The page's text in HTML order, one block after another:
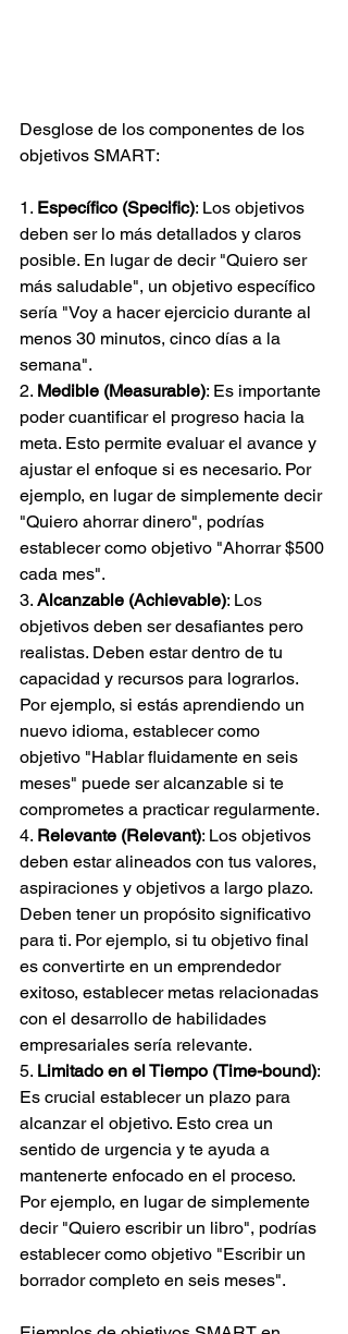
Desglose de los componentes de los
objetivos SMART:
1. Específico (Specific): Los objetivos
deben ser lo más detallados y claros
posible. En lugar de decir "Quiero ser
más saludable", un objetivo específico
sería "Voy a hacer ejercicio durante al
menos 30 minutos, cinco días a la
semana".
2. Medible (Measurable): Es importante
poder cuantificar el progreso hacia la
meta. Esto permite evaluar el avance y
ajustar el enfoque si es necesario. Por
ejemplo, en lugar de simplemente decir
"Quiero ahorrar dinero", podrías
establecer como objetivo "Ahorrar $500
cada mes".
3. Alcanzable (Achievable): Los
objetivos deben ser desafiantes pero
realistas. Deben estar dentro de tu
capacidad y recursos para lograrlos.
Por ejemplo, si estás aprendiendo un
nuevo idioma, establecer como
objetivo "Hablar fluidamente en seis
meses" puede ser alcanzable si te
comprometes a practicar regularmente.
4. Relevante (Relevant): Los objetivos
deben estar alineados con tus valores,
aspiraciones y objetivos a largo plazo.
Deben tener un propósito significativo
para ti. Por ejemplo, si tu objetivo final
es convertirte en un emprendedor
exitoso, establecer metas relacionadas
con el desarrollo de habilidades
empresariales sería relevante.
5. Limitado en el Tiempo (Time-bound):
Es crucial establecer un plazo para
alcanzar el objetivo. Esto crea un
sentido de urgencia y te ayuda a
mantenerte enfocado en el proceso.
Por ejemplo, en lugar de simplemente
decir "Quiero escribir un libro", podrías
establecer como objetivo "Escribir un
borrador completo en seis meses".